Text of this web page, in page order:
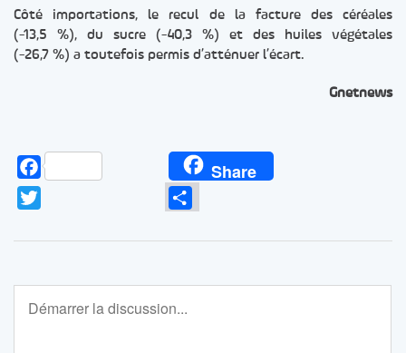
Côté importations, le recul de la facture des céréales
(-13,5 %), du sucre (-40,3 %) et des huiles végétales
(-26,7 %) a toutefois permis d’atténuer l’écart.
Gnetnews
Facebook Share
Partager